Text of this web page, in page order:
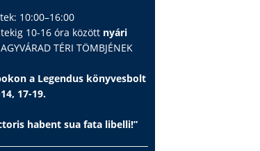
10:00–16:00
10-16 óra között nyári
TÉRI TÖMBJÉNEK
a Legendus könyvesbolt
17-19.
habent sua fata libelli!”